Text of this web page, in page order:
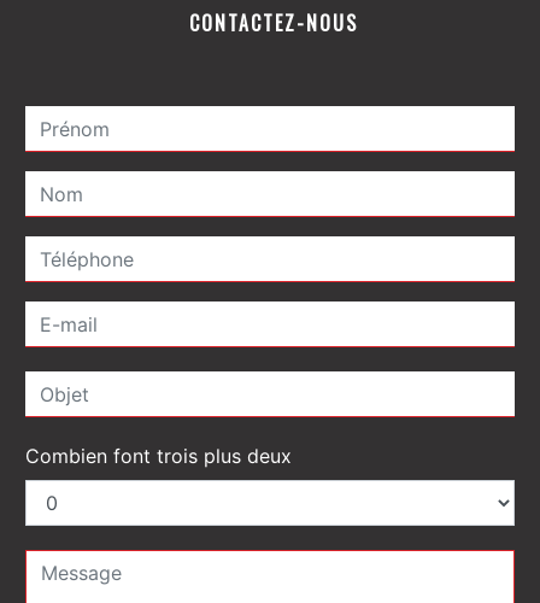
CONTACTEZ-NOUS
Combien font trois plus deux